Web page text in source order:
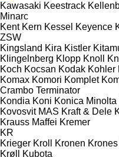
Kawasaki Keestrack
Minarc
Kent Kern Kessel Keyence
ZSW
Kingsland Kira Kistler
Klingelnberg Klopp Knoll
Koch Kocsan Kodak Kohler
Komax Komori Komplet
Crambo Terminator
Kondia Koni Konica Minolta
Kovosvit MAS Kraft & Dele
Krauss Maffei Kremer
KR
Krieger Kroll Kronen Krones
Krøll
Kubota